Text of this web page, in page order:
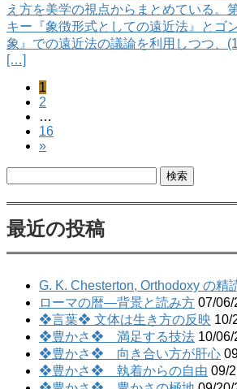
え方を美学の視点からまとめている。
キー『象徴形式としての遠近法』とゴ
象』での遠近法の議論を利用しつつ、
[…]
ビ
ー
シ
ペ
ー
ジ
1
ペ
ー
ジ
2
…
ペ
ー
ジ
16
»
最近の投稿
G. K. Chesterton, Orthodoxy の精
ローマの暦―背景と読み方 07/06/
❖言葉❖ 文体は生き方の反映 10/
❖豊かさ❖ 満足する技法 10/
❖豊かさ❖ 向き合い方が肝心
❖豊かさ❖ 執着からの自由 09/